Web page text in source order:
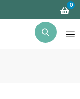
0